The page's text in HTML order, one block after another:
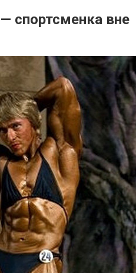
спортсменка вне